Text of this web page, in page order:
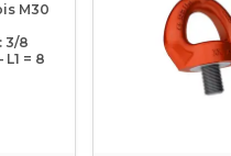
M30
3/8
= 8